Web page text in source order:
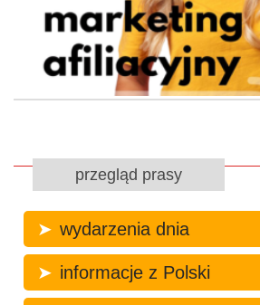
przegląd prasy
wydarzenia dnia
informacje z Polski